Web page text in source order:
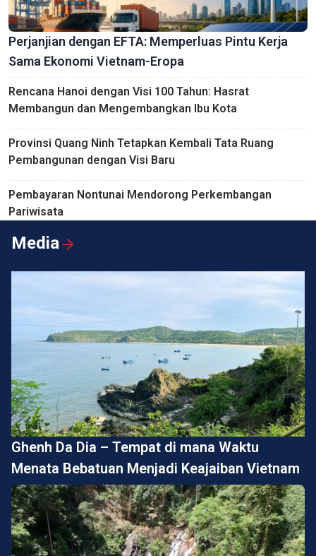
Perjanjian dengan EFTA: Memperluas Pintu Kerja
Sama Ekonomi Vietnam-Eropa
Rencana Hanoi dengan Visi 100 Tahun: Hasrat
Membangun dan Mengembangkan Ibu Kota
Provinsi Quang Ninh Tetapkan Kembali Tata Ruang
Pembangunan dengan Visi Baru
Pembayaran Nontunai Mendorong Perkembangan
Pariwisata
Media
Ghenh Da Dia – Tempat di mana Waktu
Menata Bebatuan Menjadi Keajaiban Vietnam